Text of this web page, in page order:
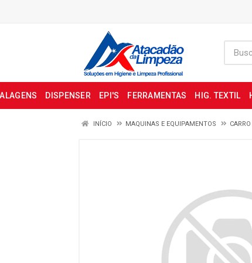
DISPENSER EPI'S FERRAMENTAS HIG. TEXTIL
INÍCIO MAQUINAS E EQUIPAMENTOS